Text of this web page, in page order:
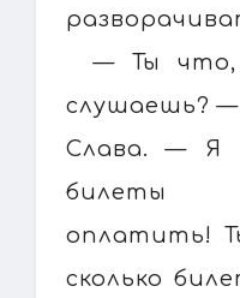
— Ты что,
слушаешь? —
Слава. — Я
билеты
оплатить!
сколько